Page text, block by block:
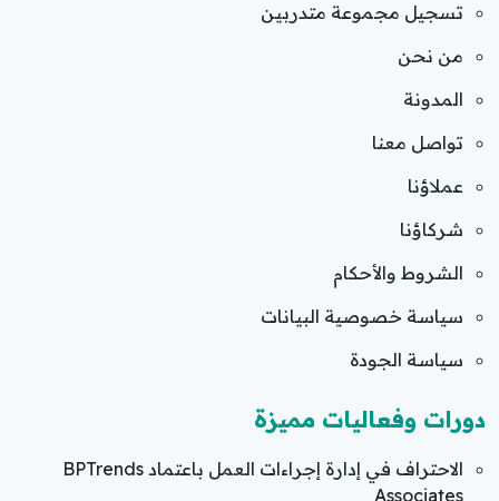
تسجيل مجموعة متدربين
من نحن
المدونة
تواصل معنا
عملاؤنا
شركاؤنا
الشروط والأحكام
سياسة خصوصية البيانات
سياسة الجودة
دورات وفعاليات مميزة
الاحتراف في إدارة إجراءات العمل باعتماد BPTrends
Associates